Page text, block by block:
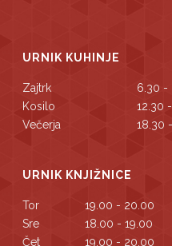
URNIK KUHINJE
Zajtrk
6.30 -
Kosilo
12.30
Večerja
18.30
URNIK KNJIŽNICE
Tor
19.00 - 20.00
Sre
18.00 - 19.00
Čet
19.00 - 20.00